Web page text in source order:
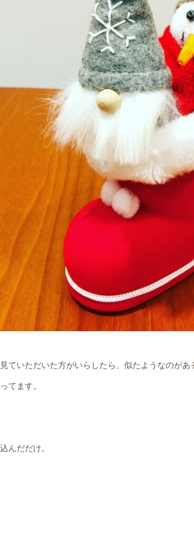
ていただいた方がいらしたら、似たようなのがあ
てます。
んだだけ。